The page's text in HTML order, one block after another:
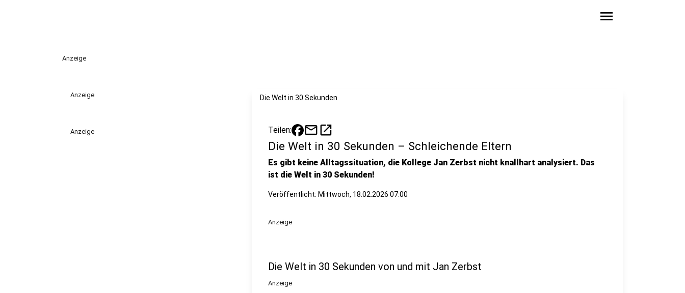
menu
Anzeige
Anzeige
Anzeige
Die Welt in 30 Sekunden
Teilen: mailopen_in_new
Die Welt in 30 Sekunden – Schleichende Eltern
Es gibt keine Alltagssituation, die Kollege Jan Zerbst nicht knallhart analysiert. Das
ist die Welt in 30 Sekunden!
Veröffentlicht: Mittwoch, 18.02.2026 07:00
Anzeige
Die Welt in 30 Sekunden von und mit Jan Zerbst
Anzeige